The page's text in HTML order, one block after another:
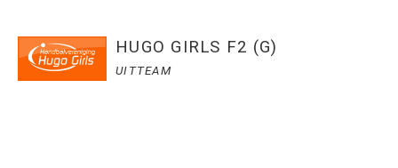
HUGO GIRLS F2 (G)
UITTEAM